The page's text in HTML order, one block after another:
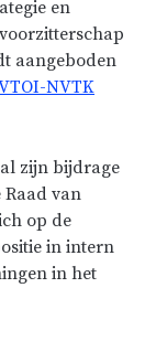
en
aangeboden
NVTK
zijn bijdrage
van
op de
in intern
in het